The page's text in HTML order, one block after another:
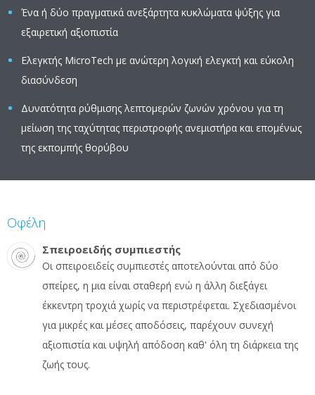
Ένα ή δύο πραγματικά ανεξάρτητα κυκλώματα ψύξης για
εξαιρετική αξιοπιστία
Ελεγκτής MicroTech με ανώτερη λογική ελεγκτή και εύκολη
διασύνδεση
Δυνατότητα ρύθμισης λεπτομερών ζωνών χρόνου για τη
μείωση της ταχύτητας περιστροφής ανεμιστήρα και επομένως
της εκπομπής θορύβου
Οφέλη
Σπειροειδής συμπιεστής
Οι σπειροειδείς συμπιεστές αποτελούνται από δύο
σπείρες, η μια είναι σταθερή ενώ η άλλη διεξάγει
έκκεντρη τροχιά χωρίς να περιστρέφεται. Σχεδιασμένοι
για μικρές και μέσες αποδόσεις, παρέχουν συνεχή
αξιοπιστία και υψηλή απόδοση καθ' όλη τη διάρκεια της
ζωής τους.